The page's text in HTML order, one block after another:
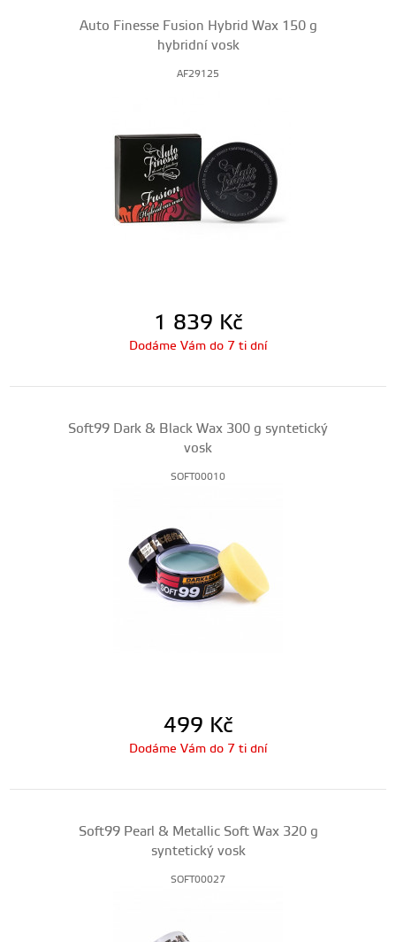
Auto Finesse Fusion Hybrid Wax 150 g
hybridní vosk
AF29125
1 839 Kč
Dodáme Vám do 7 ti dní
Soft99 Dark & Black Wax 300 g syntetický
vosk
SOFT00010
499 Kč
Dodáme Vám do 7 ti dní
Soft99 Pearl & Metallic Soft Wax 320 g
syntetický vosk
SOFT00027